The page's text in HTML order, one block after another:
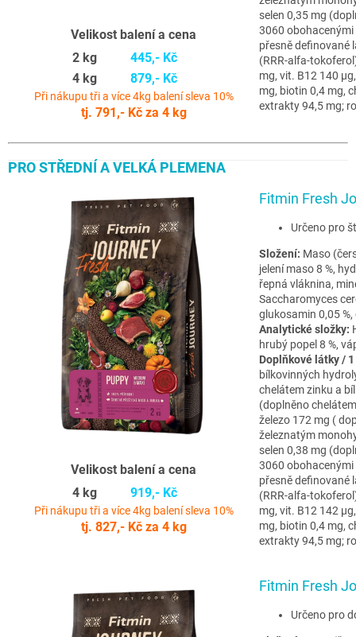
Velikost balení a cena
2 kg
445,- Kč
4 kg
879,- Kč
Při nákupu tři a více 4kg balení sleva 10%
tj. 791,- Kč za 4 kg
selen 0,35 mg
3060
přesně definované
(RRR-alfa-
mg, vit. B12 140
mg, biotin 0,4 mg,
extrakty 94,5 mg;
PRO STŘEDNÍ A VELKÁ PLEMENA
Velikost balení a cena
4 kg
919,- Kč
Při nákupu tři a více 4kg balení sleva 10%
tj. 827,- Kč za 4 kg
Fitmin Fresh
Určeno pro
Složení: Maso
jelení maso 8 %,
řepná vláknina,
Saccharomyces
glukosamin 0,05
Analytické složky:
hrubý popel 8 %,
Doplňkové látky /
bílkovinných
chelátem zinku a
(doplněno
železo 172 mg (
železnatým
selen 0,38 mg
3060
přesně definované
(RRR-alfa-
mg, vit. B12 142
mg, biotin 0,4 mg,
extrakty 94,5 mg;
Fitmin Fresh
Určeno pro